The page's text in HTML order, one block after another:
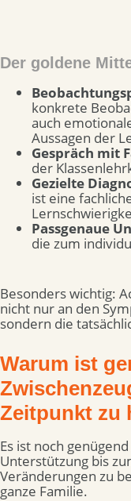
Der goldene
konkrete
auch
Aussagen der
Gespräch mit
der
Gezielte
ist eine
Passgenaue
die zum
Besonders wichtig:
nicht nur an den
sondern die
Warum ist
Zeitpunkt zu
Es ist noch
Unterstützung bis
Veränderungen zu
ganze Familie.